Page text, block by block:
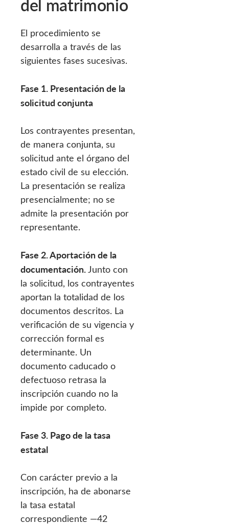
del matrimonio
El procedimiento se
desarrolla a través de las
siguientes fases sucesivas.
Fase 1. Presentación de la
solicitud conjunta
Los contrayentes presentan,
de manera conjunta, su
solicitud ante el órgano del
estado civil de su elección.
La presentación se realiza
presencialmente; no se
admite la presentación por
representante.
Fase 2. Aportación de la
documentación.Junto con
la solicitud, los contrayentes
aportan la totalidad de los
documentos descritos. La
verificación de su vigencia y
corrección formal es
determinante. Un
documento caducado o
defectuoso retrasa la
inscripción cuando no la
impide por completo.
Fase 3. Pago de la tasa
estatal
Con carácter previo a la
inscripción, ha de abonarse
la tasa estatal
correspondiente —42